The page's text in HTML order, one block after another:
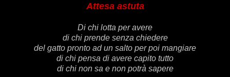
Attesa astuta
Di chi lotta per avere
di chi prende senza chiedere
del gatto pronto ad un salto per poi mangiare
di chi pensa di avere capito tutto
di chi non sa e non potrà sapere